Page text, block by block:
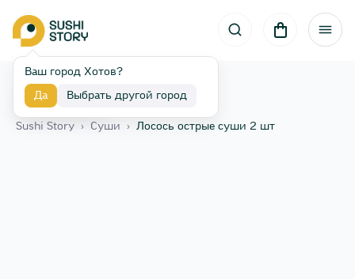
Ваш город Хотов?
Да Выбрать другой город
Назад
Sushi Story › Суши › Лосось острые суши 2 шт